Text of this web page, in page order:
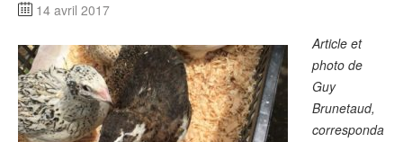
Agenda 2026
Contact
14 avril 2017
Article et
photo de
Guy
Brunetaud,
corresponda